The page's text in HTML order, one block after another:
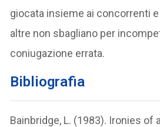
giocata insieme ai concorrenti
altre non sbagliano per
coniugazione errata.
Bibliografia
Bainbridge, L. (1983). Ironies of